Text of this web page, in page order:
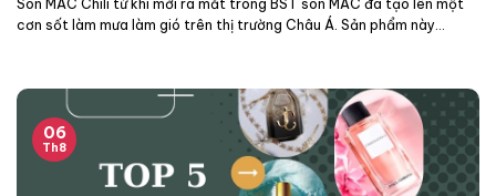
Son MAC Chili từ khi mới ra mắt trong BST son MAC đã tạo lên một
cơn sốt làm mưa làm gió trên thị trường Châu Á. Sản phẩm này...
06
Th8